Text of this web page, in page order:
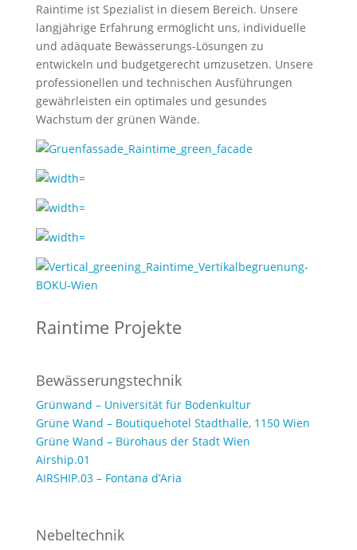
Raintime ist Spezialist in diesem Bereich. Unsere
langjährige Erfahrung ermöglicht uns, individuelle
und adäquate Bewässerungs-Lösungen zu
entwickeln und budgetgerecht umzusetzen. Unsere
professionellen und technischen Ausführungen
gewährleisten ein optimales und gesundes
Wachstum der grünen Wände.
Raintime Projekte
Bewässerungstechnik
Grünwand – Universität für Bodenkultur
Grüne Wand – Boutiquehotel Stadthalle, 1150 Wien
Grüne Wand – Bürohaus der Stadt Wien
Airship.01
AIRSHIP.03 – Fontana d’Aria
Nebeltechnik